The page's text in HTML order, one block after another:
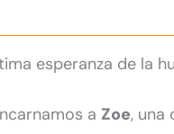
esperanza de la
a Zoe, una